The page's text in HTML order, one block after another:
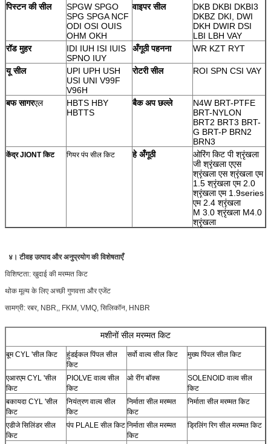
पिस्टन की सील
SPGW SPGO
SPG SPGA NCF
ODI OSI OUIS
OHM OKH
वाइपर सील
DKB DKBI DKBI3
DKBZ DKI, DWI
DKH DWIR DSI
LBI LBH VAY
रॉड मुहर
IDI IUH ISI IUIS
SPNO IUY
अँगूठी पहनना WR KZT RYT
यू सील
UPI UPH USH
USI UNI V99F
V96H
रोटरी सील ROI SPN CSI VAY
बफ सागरएल
HBTS HBY
HBTTS
बैक अप छल्ले
N4W BRT-PTFE
BRT-NYLON
BRT2 BRT3 BRT-
G BRT-P BRN2
BRN3
केंद्र JIONT किट गियर पंप सील किट हे अँगूठी
ओरिंग किट पी श्रृंखला
जी श्रृंखला एएस
श्रृंखला एस श्रृंखला एम
1.5 श्रृंखला एम 2.0
श्रृंखला एम 1.9series
एम 2.4 श्रृंखला
M 3.0 श्रृंखला M4.0
श्रृंखला
४। टीवह उत्पाद और अनुप्रयोग की विशेषताएँ
विशिष्टता: खुदाई की मरम्मत किट
थोक मूल्य के लिए अच्छी गुणवत्ता और एजेंट
सामग्री: रबर, NBR,, FKM, VMQ, सिलिकॉन, HNBR
मशीनों सील मरम्मत किट
बूम CYL 'सील किट
हुंडईकल पिंपल सील
किट
सर्वो वाल्व सील किट मुख्य पिंपल सील किट
एआरएम CYL 'सील
किट
PIOLVE वाल्व सील
किट
ओ रींग बॉक्स
SOLENOID वाल्व सील
किट
बकायदा CYL 'सील
किट
नियंत्रण वाल्व सील
किट
निर्माता सील मरम्मत
किट
निर्माता सील मरम्मत किट
एडीजे सिलिंडर सील
किट
पंप PLALE सील किट निर्माता सील मरम्मत
किट
ड्रिलिंग रिग सील मरम्मत किट